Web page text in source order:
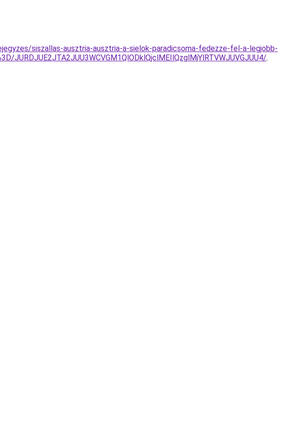
siszallas-ausztria-ausztria-a-sielok-paradicsoma-fedezze-fel-a-legjobb-
JURDJUE2JTA2JUU3WCVGM1QlODklQjclMEIlQzglMjYlRTVWJUVGJUU4/.